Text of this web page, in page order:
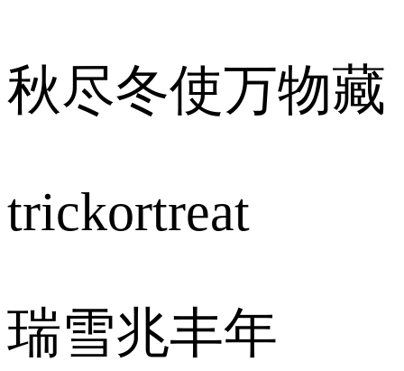
秋尽冬使万物藏
trickortreat
瑞雪兆丰年